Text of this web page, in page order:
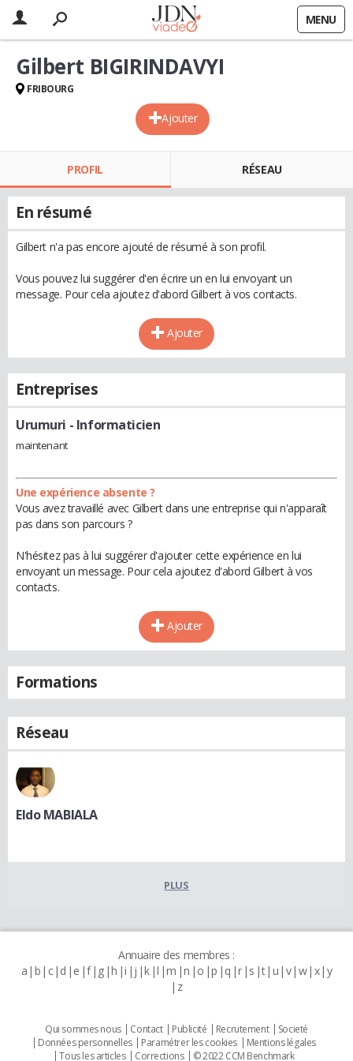
MENU
Ajouter
Gilbert BIGIRINDAVYI
FRIBOURG
PROFIL RÉSEAU
En résumé
Gilbert n'a pas encore ajouté de résumé à son profil.
Vous pouvez lui suggérer d'en écrire un en lui envoyant un
message. Pour cela ajoutez d'abord Gilbert à vos contacts.
Ajouter
Entreprises
Urumuri - Informaticien
maintenant
Une expérience absente ?
Vous avez travaillé avec Gilbert dans une entreprise qui n'apparaît
pas dans son parcours ?
N'hésitez pas à lui suggérer d'ajouter cette expérience en lui
envoyant un message. Pour cela ajoutez d'abord Gilbert à vos
contacts.
Ajouter
Formations
Réseau
Eldo MABIALA
PLUS
Annuaire des membres :
a b c d e f g h i j k l m n o p q r s t u v w x y
z
Qui sommes nous Contact Publicité Recrutement
Societé
Données personnelles
Paramétrer les cookies
Mentions légales
Tous les articles
Corrections © 2022 CCM Benchmark